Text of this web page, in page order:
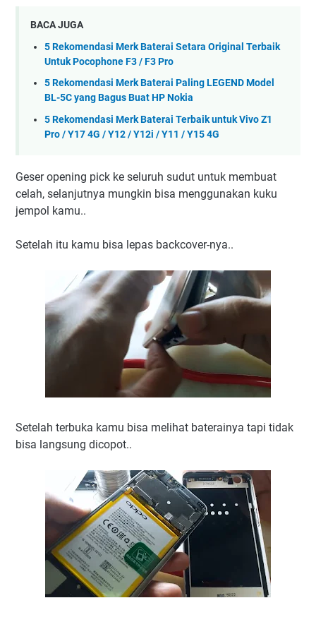
BACA JUGA
5 Rekomendasi Merk Baterai Setara Original Terbaik
Untuk Pocophone F3 / F3 Pro
5 Rekomendasi Merk Baterai Paling LEGEND Model
BL-5C yang Bagus Buat HP Nokia
5 Rekomendasi Merk Baterai Terbaik untuk Vivo Z1
Pro / Y17 4G / Y12 / Y12i / Y11 / Y15 4G
Geser opening pick ke seluruh sudut untuk membuat
celah, selanjutnya mungkin bisa menggunakan kuku
jempol kamu..
Setelah itu kamu bisa lepas backcover-nya..
Setelah terbuka kamu bisa melihat baterainya tapi tidak
bisa langsung dicopot..